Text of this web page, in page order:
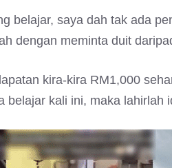
belajar, saya dah tak ada
dengan meminta duit
kira-kira RM1,000
kali ini, maka lahirlah